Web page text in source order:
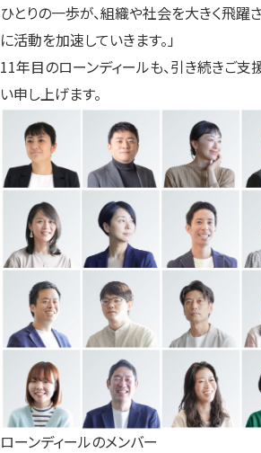
ひとりの一歩が、組織や社会を大きく飛躍
に活動を加速していきます。」
11年目のローンディールも、引き続きご支
い申し上げます。
ローンディールのメンバー